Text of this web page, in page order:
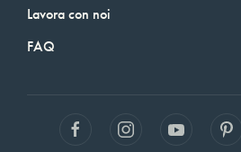
Lavora con noi
FAQ